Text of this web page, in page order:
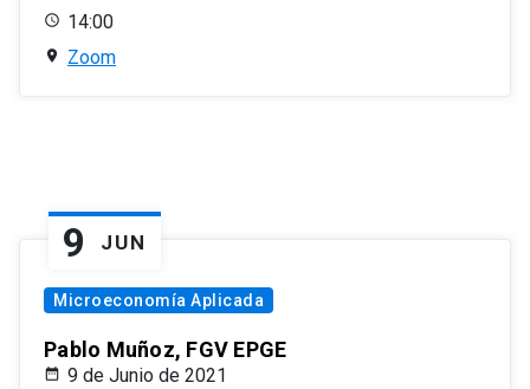
14:00
Zoom
9 JUN
Microeconomía Aplicada
Pablo Muñoz, FGV EPGE
9 de Junio de 2021